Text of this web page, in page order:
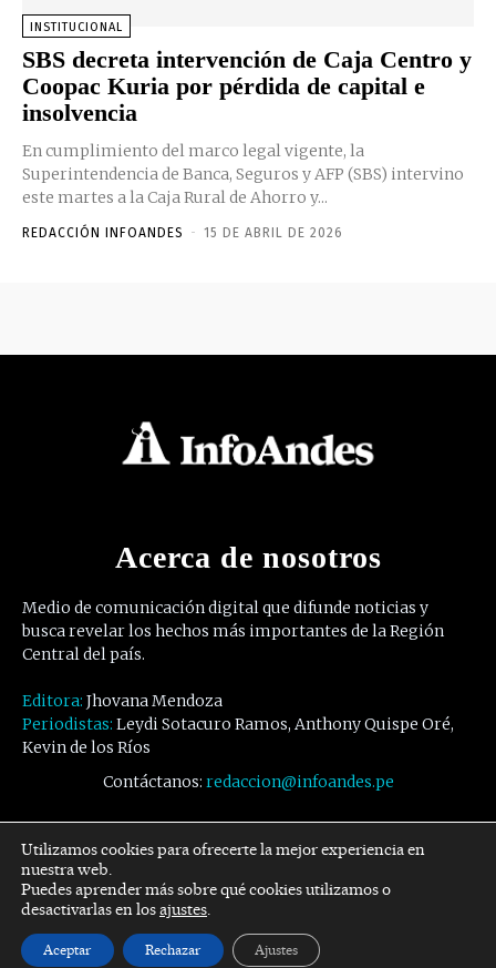
INSTITUCIONAL
SBS decreta intervención de Caja Centro y
Coopac Kuria por pérdida de capital e
insolvencia
En cumplimiento del marco legal vigente, la
Superintendencia de Banca, Seguros y AFP (SBS) intervino
este martes a la Caja Rural de Ahorro y...
REDACCIÓN INFOANDES - 15 DE ABRIL DE 2026
Acerca de nosotros
Medio de comunicación digital que difunde noticias y
busca revelar los hechos más importantes de la Región
Central del país.
Editora: Jhovana Mendoza
Periodistas: Leydi Sotacuro Ramos, Anthony Quispe Oré,
Kevin de los Ríos
Contáctanos: redaccion@infoandes.pe
Síguenos
Facebook Twitter Youtube
Utilizamos cookies para ofrecerte la mejor experiencia en
nuestra web.
Puedes aprender más sobre qué cookies utilizamos o
desactivarlas en losajustes.
Aceptar Rechazar Ajustes